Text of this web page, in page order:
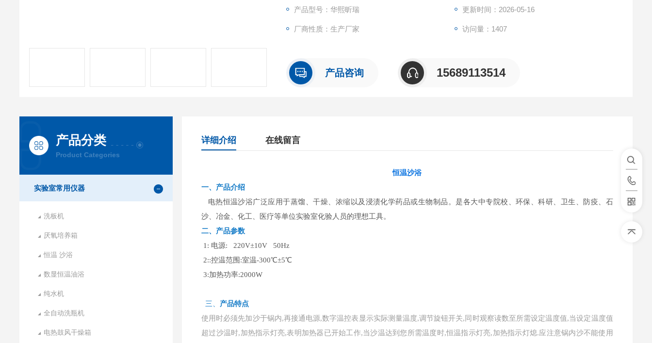
产品型号：华熙昕瑞 更新时间：2026-05-16
厂商性质：生产厂家 访问量：1407
产品咨询 15689113514
产品分类
Product Categories
实验室常用仪器
洗板机
厌氧培养箱
恒温 沙浴
数显恒温油浴
纯水机
全自动洗瓶机
电热鼓风干燥箱
详细介绍 在线留言
恒温沙浴
一、 产品介绍
电热恒温沙浴广泛应用于蒸馏、干燥、浓缩以及浸渍化学药品或生物制品。是各大中专院校、环保、科研、卫生、防疫、石
沙、冶金、化工、医疗等单位实验室化验人员的理想工具。
二、 产品参数
1: 电源: 220V±10V 50Hz
2::控温范围:室温-300℃±5℃
3:加热功率:2000W
三、 产品特点
使用时必须先加沙于锅内,再接通电源,数字温控表显示实际测量温度,调节旋钮开关,同时观察读数至所需设定温度值,当设定温度值
超过沙温时,加热指示灯亮,表明加热器已开始工作,当沙温达到您所需温度时,恒温指示灯亮,加热指示灯熄.应注意锅内沙不能使用